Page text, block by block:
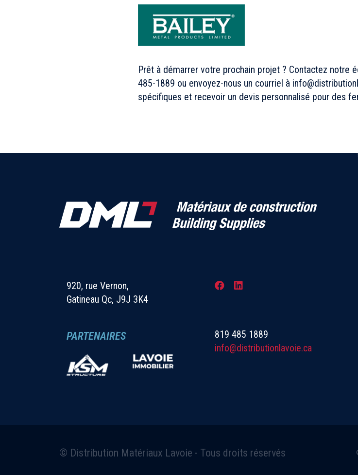
Prêt à démarrer votre prochain projet ? Contactez notre
485-1889 ou envoyez-nous un courriel à
spécifiques et recevoir un devis personnalisé pour des
920, rue Vernon,
Gatineau Qc, J9J 3K4
PARTENAIRES
819 485 1889
info@distributionlavoie.ca
© Distribution Matériaux Lavoie - Tous droits réservés